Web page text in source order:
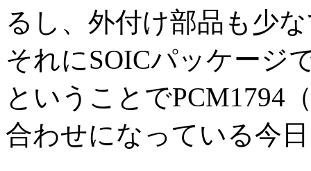
るし、外付け部品も少
それにSOICパッケージ
ということでPCM1794
合わせになっている今